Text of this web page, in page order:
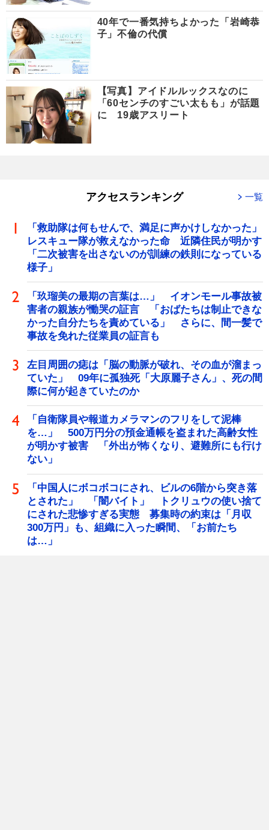
40年で一番気持ちよかった「岩崎恭
子」不倫の代償
【写真】アイドルルックスなのに
「60センチのすごい太もも」が話題
に 19歳アスリート
アクセスランキング 一覧
「救助隊は何もせんで、満足に声かけしなかった」
レスキュー隊が救えなかった命 近隣住民が明かす
「二次被害を出さないのが訓練の鉄則になっている
様子」
「玖瑠美の最期の言葉は…」 イオンモール事故被
害者の親族が慟哭の証言 「おばたちは制止できな
かった自分たちを責めている」 さらに、間一髪で
事故を免れた従業員の証言も
左目周囲の痣は「脳の動脈が破れ、その血が溜まっ
ていた」 09年に孤独死「大原麗子さん」、死の間
際に何が起きていたのか
「自衛隊員や報道カメラマンのフリをして泥棒
を…」 500万円分の預金通帳を盗まれた高齢女性
が明かす被害 「外出が怖くなり、避難所にも行け
ない」
「中国人にボコボコにされ、ビルの6階から突き落
とされた」 「闇バイト」 トクリュウの使い捨て
にされた悲惨すぎる実態 募集時の約束は「月収
300万円」も、組織に入った瞬間、「お前たち
は…」